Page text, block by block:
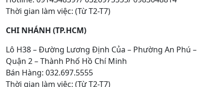
Thời gian làm việc: (Từ T2-T7)
CHI NHÁNH (TP.HCM)
Lô H38 – Đường Lương Định Của – Phường An Phú –
Quận 2 – Thành Phố Hồ Chí Minh
Bán Hàng: 032.697.5555
Thời gian làm việc: (Từ T2-T7)